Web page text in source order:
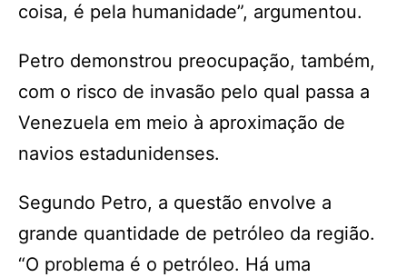
coisa, é pela humanidade”, argumentou.
Petro demonstrou preocupação, também,
com o risco de invasão pelo qual passa a
Venezuela em meio à aproximação de
navios estadunidenses.
Segundo Petro, a questão envolve a
grande quantidade de petróleo da região.
“O problema é o petróleo. Há uma